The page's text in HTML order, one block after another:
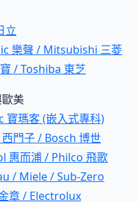
立
樂聲 / Mitsubishi 三菱
/ Toshiba 東芝
美
寶瑪客 (嵌入式專科)
門子 / Bosch 博世
惠而浦 / Philco 飛歌
/ Miele / Sub-Zero
章 / Electrolux